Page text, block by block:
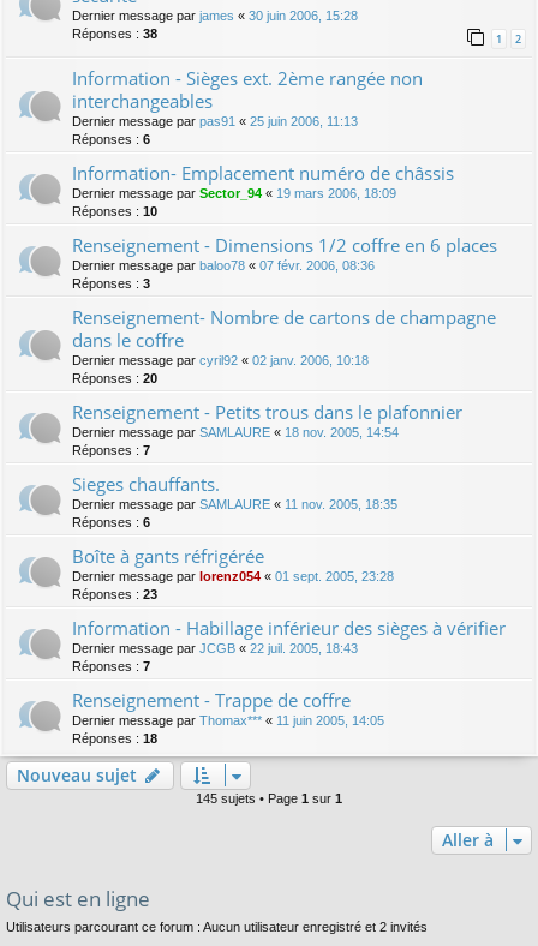
Dernier message par james « 30 juin 2006, 15:28
Réponses : 38 1 2
Information - Sièges ext. 2ème rangée non
interchangeables
Dernier message par pas91 « 25 juin 2006, 11:13
Réponses : 6
Information- Emplacement numéro de châssis
Dernier message par Sector_94 « 19 mars 2006, 18:09
Réponses : 10
Renseignement - Dimensions 1/2 coffre en 6 places
Dernier message par baloo78 « 07 févr. 2006, 08:36
Réponses : 3
Renseignement- Nombre de cartons de champagne
dans le coffre
Dernier message par cyril92 « 02 janv. 2006, 10:18
Réponses : 20
Renseignement - Petits trous dans le plafonnier
Dernier message par SAMLAURE « 18 nov. 2005, 14:54
Réponses : 7
Sieges chauffants.
Dernier message par SAMLAURE « 11 nov. 2005, 18:35
Réponses : 6
Boîte à gants réfrigérée
Dernier message par lorenz054 « 01 sept. 2005, 23:28
Réponses : 23
Information - Habillage inférieur des sièges à vérifier
Dernier message par JCGB « 22 juil. 2005, 18:43
Réponses : 7
Renseignement - Trappe de coffre
Dernier message par Thomax*** « 11 juin 2005, 14:05
Réponses : 18
Nouveau sujet
145 sujets • Page 1 sur 1
Aller à
Qui est en ligne
Utilisateurs parcourant ce forum : Aucun utilisateur enregistré et 2 invités